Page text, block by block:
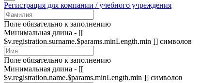
Регистрация для компании / учебного учреждения
Поле обязательно к заполнению
Минимальная длина - [[
$v.registration.surname.$params.minLength.min ]] символов
Поле обязательно к заполнению
Минимальная длина - [[
$v.registration.name.$params.minLength.min ]] символов